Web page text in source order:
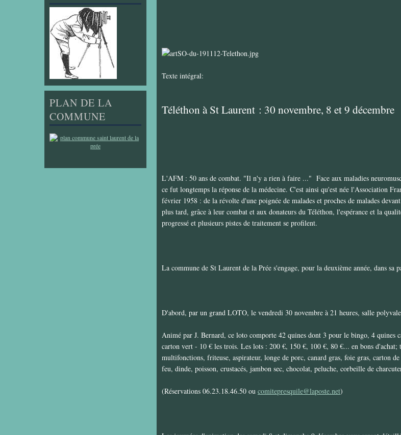
PLAN DE LA
COMMUNE
Texte intégral:
Téléthon à St Laurent : 30 novembre, 8 et 9 décembre
L'AFM : 50 ans de combat. "Il n'y a rien à faire ..." Face aux maladies
ce fut longtemps la réponse de la médecine. C'est ainsi qu'est née l'Association
février 1958 : de la révolte d'une poignée de malades et proches de malades
plus tard, grâce à leur combat et aux donateurs du Téléthon, l'espérance et la
progressé et plusieurs pistes de traitement se profilent.
La commune de St Laurent de la Prée s'engage, pour la deuxième année, dans
D'abord, par un grand LOTO, le vendredi 30 novembre à 21 heures, salle
Animé par J. Bernard, ce loto comporte 42 quines dont 3 pour le bingo, 4 quines
carton vert - 10 € les trois. Les lots : 200 €, 150 €, 100 €, 80 €... en bons
multifonctions, friteuse, aspirateur, longe de porc, canard gras, foie gras, carton
feu, dinde, poisson, crustacés, jambon sec, chocolat, peluche, corbeille de
(Réservations 06.23.18.46.50 ou comitepresquile@laposte.net)